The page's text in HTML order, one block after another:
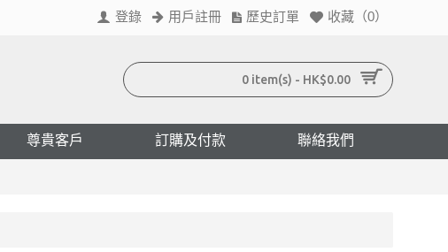
登錄 用戶註冊 歷史訂單 收藏（0）
0 item(s) - HK$0.00
尊貴客戶 訂購及付款 聯絡我們